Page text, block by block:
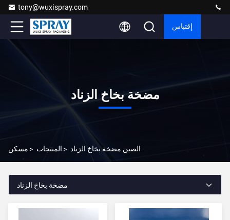
tony@wuxispray.com
إقتباس
مضخة بخاخ الزناد
مسكن > المنتجات > الصين مضخة بخاخ الزناد
مضخة بخاخ الزناد